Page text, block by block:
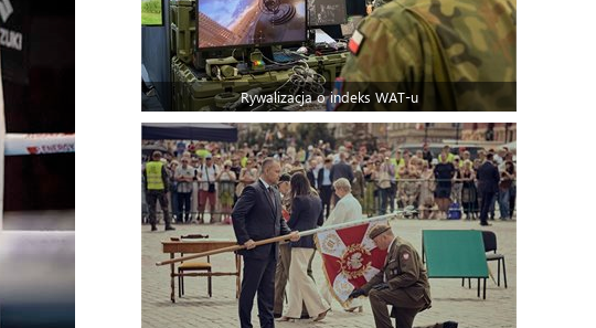
Rywalizacja o indeks WAT-u